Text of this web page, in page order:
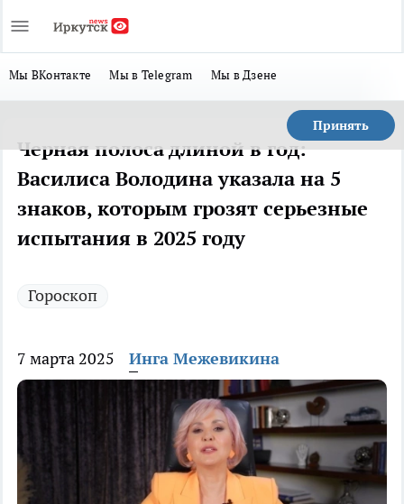
Мы ВКонтакте Мы в Telegram Мы в Дзене
Принять
Черная полоса длиной в год:
Василиса Володина указала на 5
знаков, которым грозят серьезные
испытания в 2025 году
Гороскоп
7 марта 2025 Инга Межевикина